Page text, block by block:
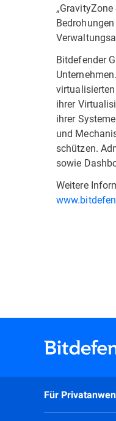
Bitdefender
ihrer
ihrer
und
schützen.
sowie
Weitere
Für